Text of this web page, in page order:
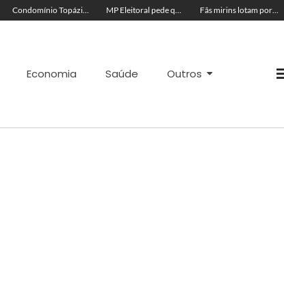
Condomínio Topázio é condenado a pagar R$ 4 mil a família de criança ferida em quadra esportiva MP Eleitoral pede que TRE-AC negue candidatura de Antônia Lúcia com base em condenações por peculato e improbidade Fãs mirins lotam porta de hotel à espera de Ana Castela para show na Expoacre
Economia Saúde Outros